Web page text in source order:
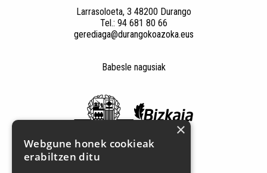
Larrasoloeta, 3 48200 Durango
Tel.: 94 681 80 66
gerediaga@durangokoazoka.eus
Babesle nagusiak
×
Webgune honek cookieak
erabiltzen ditu